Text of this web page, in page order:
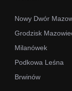
Nowy Dwór
Grodzisk
Milanówek
Podkowa Leśna
Brwinów